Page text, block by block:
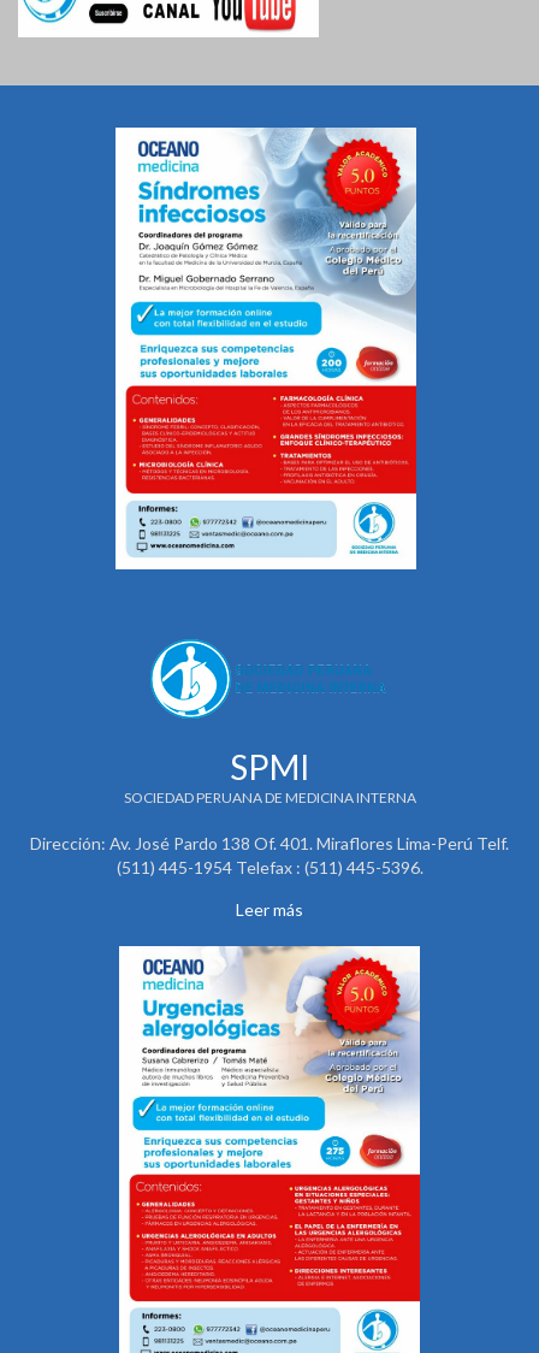
SPMI
SOCIEDAD PERUANA DE MEDICINA INTERNA
Dirección: Av. José Pardo 138 Of. 401. Miraflores Lima-Perú Telf.
(511) 445-1954 Telefax : (511) 445-5396.
Leer más